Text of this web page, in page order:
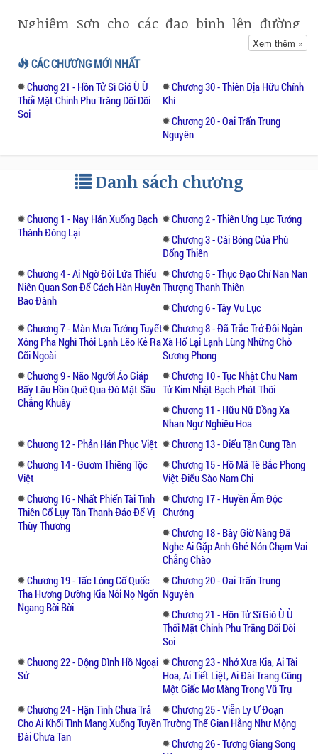
Nghiêm Sơn cho các đạo binh lên đường
được ba ngày thì có ngựa lưu tinh báo rằng
Triệu Anh-Vũ đã cho binh vượt Thiên-sơn.
Đào Kỳ và toàn quân chiếm được Độ-khẩu.
Tại bản doanh còn Nam-hải nữ hiệp,
Phương-Dung, Lê Ngọc-Trinh, Lương Hồng-
Châu với đạo binh Nam-hải. Vương nói với
Liệu mọi sự việc có đơn giản, là câu chuyện
kể lại nhưng mang ý nghĩa khiến ta phải
suy ngẫm, khiến ta phải băn khoăn. Liệu
truyện còn gì hấp dẫn, hãy đón đọc để biết
được, bạn cũng có thể tìm đọc những truyện
khác cùng thể loại như: Kiếm Đạo Độc Tôn,
Tuyệt Thế Đường Môn,....
Xem thêm »
CÁC CHƯƠNG MỚI NHẤT
Chương 21 - Hồn Tử Sĩ Gió Ù Ù
Thổi Mặt Chinh Phu Trăng Dõi Dõi
Soi
Chương 30 - Thiên Địa Hữu Chính
Khí
Chương 20 - Oai Trấn Trung
Nguyên
Danh sách chương
Chương 1 - Nay Hán Xuống Bạch
Thành Đóng Lại
Chương 2 - Thiên Ưng Lục Tướng
Chương 3 - Cái Bóng Của Phù
Đổng Thiên
Chương 4 - Ai Ngờ Đôi Lứa Thiếu
Niên Quan Sơn Để Cách Hàn Huyên
Bao Đành
Chương 5 - Thục Đạo Chí Nan Nan
Thượng Thanh Thiên
Chương 6 - Tây Vu Lục
Chương 7 - Màn Mưa Tưởng Tuyết
Xông Pha Nghĩ Thôi Lạnh Lẽo Kẻ Ra
Cõi Ngoài
Chương 8 - Đã Trắc Trở Đôi Ngàn
Xà Hổ Lại Lạnh Lùng Những Chỗ
Sương Phong
Chương 9 - Não Người Áo Giáp
Bấy Lâu Hồn Quê Qua Đó Mặt Sầu
Chẳng Khuây
Chương 10 - Tục Nhật Chu Nam
Tử Kim Nhật Bạch Phát Thôi
Chương 11 - Hữu Nữ Đồng Xa
Nhan Ngư Nghiêu Hoa
Chương 12 - Phản Hán Phục Việt
Chương 13 - Điểu Tận Cung Tàn
Chương 14 - Gươm Thiêng Tộc
Việt
Chương 15 - Hồ Mã Tê Bắc Phong
Việt Điểu Sào Nam Chi
Chương 16 - Nhất Phiến Tài Tình
Thiên Cổ Lụy Tân Thanh Đáo Để Vị
Thùy Thương
Chương 17 - Huyền Âm Độc
Chưởng
Chương 18 - Bây Giờ Nàng Đã
Nghe Ai Gặp Anh Ghé Nón Chạm Vai
Chẳng Chào
Chương 19 - Tấc Lòng Cố Quốc
Tha Hương Đường Kia Nỗi Nọ Ngổn
Ngang Bời Bời
Chương 20 - Oai Trấn Trung
Nguyên
Chương 21 - Hồn Tử Sĩ Gió Ù Ù
Thổi Mặt Chinh Phu Trăng Dõi Dõi
Soi
Chương 22 - Động Đình Hồ Ngoại
Sử
Chương 23 - Nhớ Xưa Kia, Ai Tài
Hoa, Ai Tiết Liệt, Ai Đài Trang Cũng
Một Giấc Mơ Màng Trong Vũ Trụ
Chương 24 - Hận Tình Chưa Trả
Cho Ai Khối Tình Mang Xuống Tuyền
Đài Chưa Tan
Chương 25 - Viễn Ly Ư Đoạn
Trường Thế Gian Hằng Như Mộng
Chương 26 - Tương Giang Song